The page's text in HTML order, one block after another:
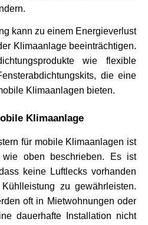
Klimaanlage beeinträchtigen.
wie flexible
die eine
Klimaanlagen bieten.
Klimaanlage
für mobile Klimaanlagen ist
oben beschrieben. Es ist
keine Luftlecks vorhanden
zu gewährleisten.
oft in Mietwohnungen oder
dauerhafte Installation nicht